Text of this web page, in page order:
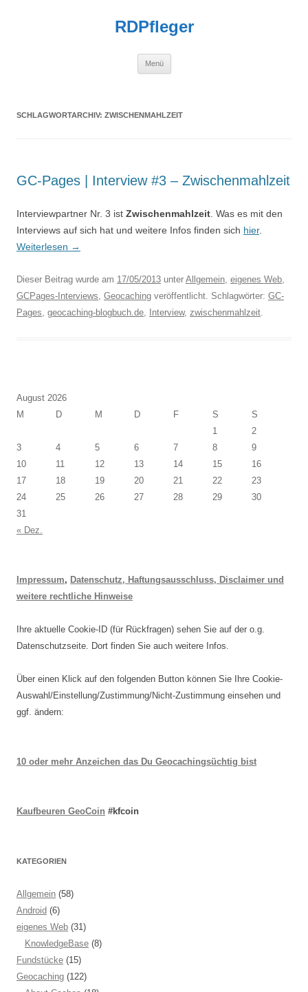
RDPfleger
Menü
SCHLAGWORTARCHIV: ZWISCHENMAHLZEIT
GC-Pages | Interview #3 – Zwischenmahlzeit
Interviewpartner Nr. 3 ist Zwischenmahlzeit . Was es mit den
Interviews auf sich hat und weitere Infos finden sich hier.
Weiterlesen →
Dieser Beitrag wurde am 17/05/2013 unter Allgemein, eigenes Web,
GCPages-Interviews, Geocaching veröffentlicht. Schlagwörter: GC-
Pages, geocaching-blogbuch.de, Interview, zwischenmahlzeit.
August 2026
M
D M D F S
S
1
2
3
4 5 6 7 8
9
10
11 12 13 14 15
16
17
18 19 20 21 22
23
24
25 26 27 28 29
30
31
« Dez.
Impressum, Datenschutz, Haftungsausschluss, Disclaimer und
weitere rechtliche Hinweise
Ihre aktuelle Cookie-ID (für Rückfragen) sehen Sie auf der o.g.
Datenschutzseite. Dort finden Sie auch weitere Infos.
Über einen Klick auf den folgenden Button können Sie Ihre Cookie-
Auswahl/Einstellung/Zustimmung/Nicht-Zustimmung einsehen und
ggf. ändern:
10 oder mehr Anzeichen das Du Geocachingsüchtig bist
Kaufbeuren GeoCoin #kfcoin
KATEGORIEN
Allgemein (58)
Android (6)
eigenes Web (31)
KnowledgeBase (8)
Fundstücke (15)
Geocaching (122)